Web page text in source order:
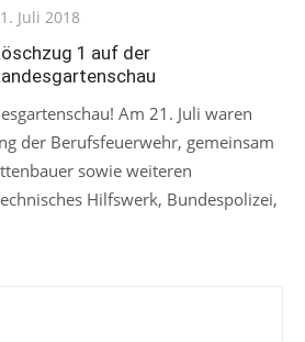
Juli 2018
1 auf der
Am 21. Juli waren
der Berufsfeuerwehr, gemeinsam
sowie weiteren
Hilfswerk, Bundespolizei,